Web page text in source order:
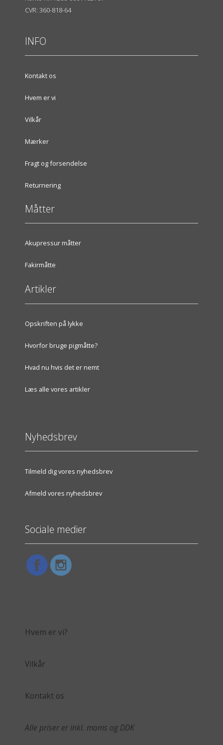
CVR: 360-818-64
INFO
Kontakt os
Hvem er vi
Vilkår
Mærker
Fragt og forsendelse
Returnering
Måtter
Akupressur måtter
Fakirmåtte
Artikler
Opskriften på lykke
Hvorfor bruge pigmåtte?
Hvad nu hvis det er nemt
Læs alle vores artikler
Nyhedsbrev
Tilmeld dig vores nyhedsbrev
Afmeld vores nyhedsbrev
Sociale medier
Hvem er vi?
Vilkår
Kontakt os
Alle priser er inkl. moms og DDK